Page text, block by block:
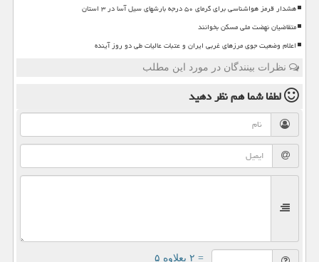
هشدار قرمز هواشناسی برای گرمای ۵۰ درجه بارشهای سیل آسا در ۳ استان
متقاضیان نهضت ملی مسکن بخوانند
اعلام وضعیت جوی مرزهای غربی ایران و عتبات عالیات طی دو روز آینده
نظرات بینندگان در مورد این مطلب
لطفا شما همنظر دهید
= ۲ بعلاوه ۵